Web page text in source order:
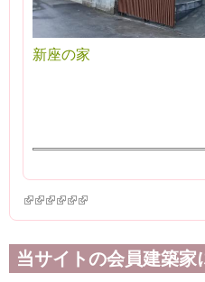
新座の家
(link is external)
(link is external)
(link is external)
(link is external)
(link is external)
(link is external)
当サイトの会員建築家